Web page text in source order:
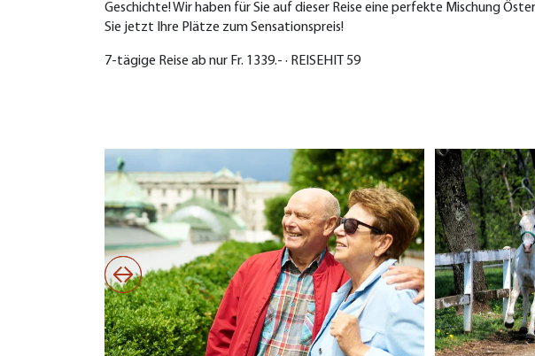
Geschichte! Wir haben für Sie auf dieser Reise eine perfekte Mischung
Sie jetzt Ihre Plätze zum Sensationspreis!
7-tägige Reise ab nur Fr. 1339.- · REISEHIT 59